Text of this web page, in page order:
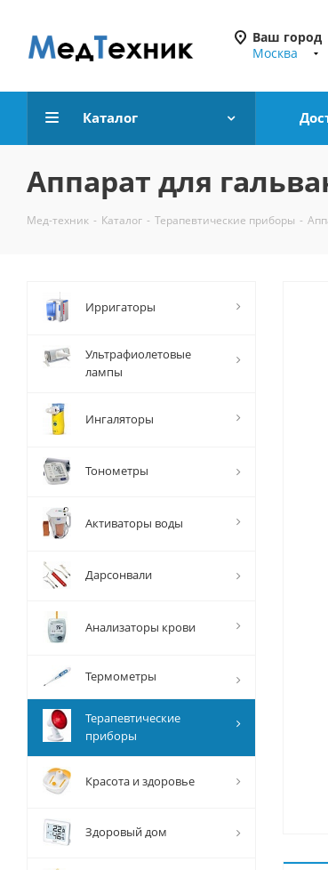
Ваш город
Москва
Каталог
Аппарат для
Мед-техник - Каталог - Терапевтические приборы -
Ирригаторы
Ультрафиолетовые
лампы
Ингаляторы
Тонометры
Активаторы воды
Дарсонвали
Анализаторы крови
Термометры
Терапевтические
приборы
Красота и здоровье
Здоровый дом